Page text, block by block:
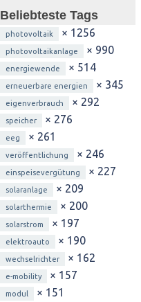
Beliebteste Tags
photovoltaik × 1256
photovoltaikanlage × 990
energiewende × 514
erneuerbare energien × 345
eigenverbrauch × 292
speicher × 276
eeg × 261
veröffentlichung × 246
einspeisevergütung × 227
solaranlage × 209
solarthermie × 200
solarstrom × 197
elektroauto × 190
wechselrichter × 162
e-mobility × 157
modul × 151